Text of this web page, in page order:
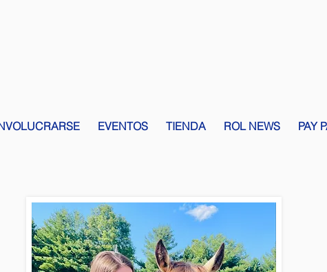
EVENTOS TIENDA ROL NEWS PAY